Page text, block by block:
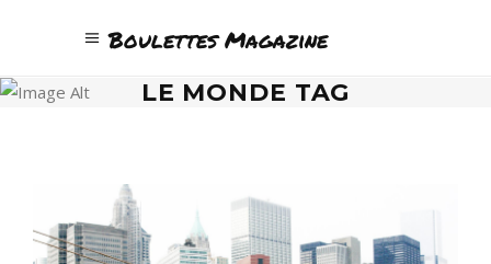
Boulettes Magazine
LE MONDE TAG